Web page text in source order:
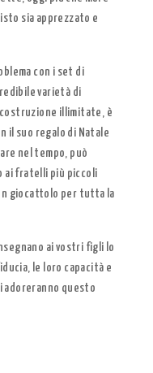
sia apprezzato e
con i set di
varietà di
illimitate, è
il suo regalo di Natale
nel tempo, può
ai fratelli più piccoli
giocattolo per tutta la
ai vostri figli lo
le loro capacità e
adoreranno questo